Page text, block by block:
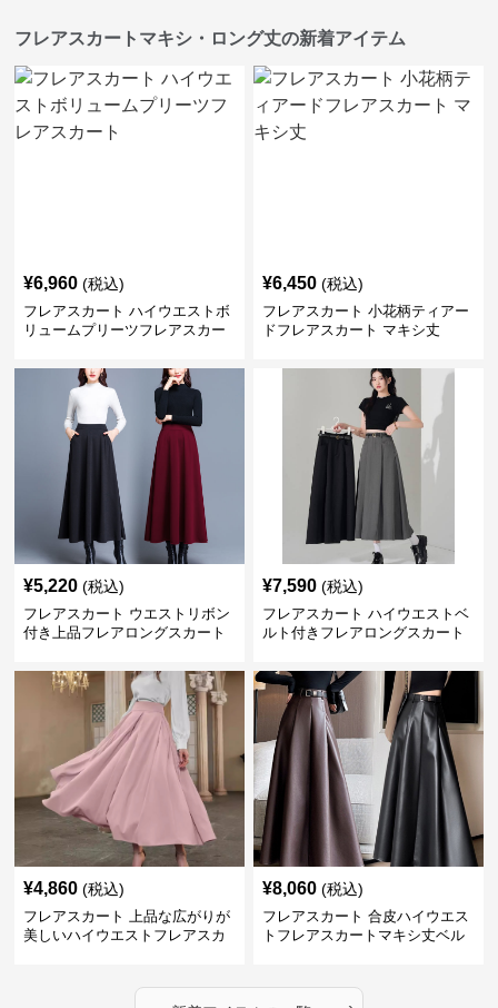
フレアスカートマキシ・ロング丈の新着アイテム
¥6,960 (税込)
フレアスカート ハイウエストボ
リュームプリーツフレアスカー
¥6,450 (税込)
フレアスカート 小花柄ティアー
ドフレアスカート マキシ丈
¥5,220 (税込)
フレアスカート ウエストリボン
付き上品フレアロングスカート
¥7,590 (税込)
フレアスカート ハイウエストベ
ルト付きフレアロングスカート
¥4,860 (税込)
フレアスカート 上品な広がりが
美しいハイウエストフレアスカ
¥8,060 (税込)
フレアスカート 合皮ハイウエス
トフレアスカートマキシ丈ベル